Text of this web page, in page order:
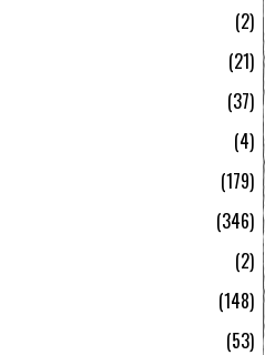
2
21
37
4
179
346
2
148
53